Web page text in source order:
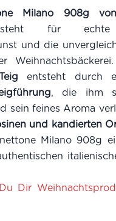
Milano 908g
für echte
und die
entsteht durch
, die ihm
sein feines Aroma
und kandierten
Milano 908g
Dir